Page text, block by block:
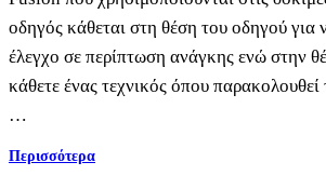
οδηγός κάθεται στη θέση του οδηγού για
έλεγχο σε περίπτωση ανάγκης ενώ στην
κάθετε ένας τεχνικός όπου
…
Περισσότερα